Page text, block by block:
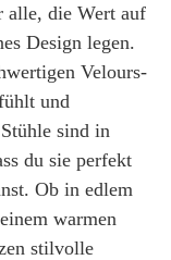
alle, die Wert auf
Design legen.
Velours-
und
sind in
du sie perfekt
Ob in edlem
warmen
stilvolle